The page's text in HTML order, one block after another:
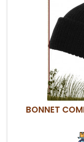
BONNET